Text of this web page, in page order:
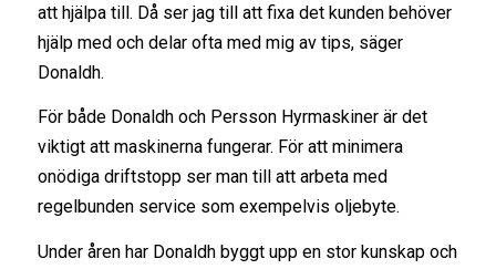
att hjälpa till. Då ser jag till att fixa det kunden behöver
hjälp med och delar ofta med mig av tips, säger
Donaldh.
För både Donaldh och Persson Hyrmaskiner är det
viktigt att maskinerna fungerar. För att minimera
onödiga driftstopp ser man till att arbeta med
regelbunden service som exempelvis oljebyte.
Under åren har Donaldh byggt upp en stor kunskap och